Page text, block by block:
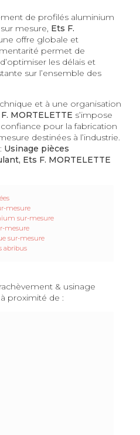
de profilés aluminium
mesure, Ets F.
offre globale et
permet de
les délais et
sur l’ensemble des
et à une organisation
MORTELETTE s’impose
pour la fabrication
destinées à l’industrie.
Usinage pièces
Ets F. MORTELETTE
mesure
sur-mesure
mesure
sur-mesure
abribus
& usinage
proximité de :